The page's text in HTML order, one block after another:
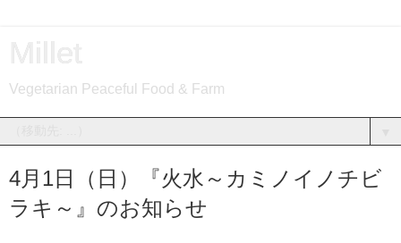
Vegetarian Peaceful Food & Farm
4月1日（日）『火水～カミノイノチビ
ラキ～』のお知らせ